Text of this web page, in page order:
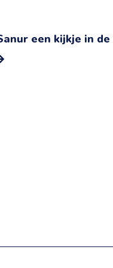
een kijkje in